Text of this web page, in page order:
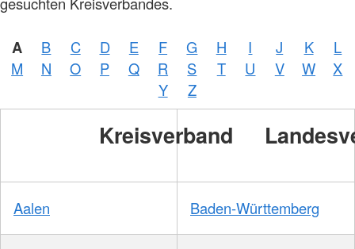
A B C D E F G H I J K
L
M
N O P Q R S T U V W
X
Y
Z
Kreisverband
Aalen Baden-Württemberg